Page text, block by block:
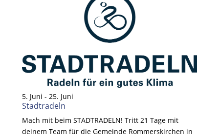
5. Juni - 25. Juni
Stadtradeln
Mach mit beim STADTRADELN! Tritt 21 Tage mit
deinem Team für die Gemeinde Rommerskirchen in